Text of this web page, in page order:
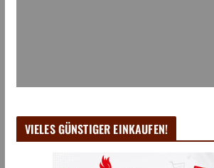
VIELES GÜNSTIGER EINKAUFEN!